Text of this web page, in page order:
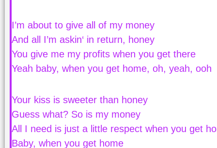
I’m about to give all of my money
And all I’m askin‘ in return, honey
You give me my profits when you get there
Yeah baby, when you get home, oh, yeah, ooh
Your kiss is sweeter than honey
Guess what? So is my money
All I need is just a little respect when you get
Baby, when you get home